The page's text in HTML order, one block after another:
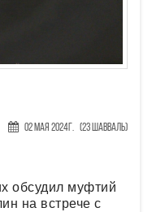
02 Мая 2024г. (23 Шавваль)
обсудил муфтий
на встрече с